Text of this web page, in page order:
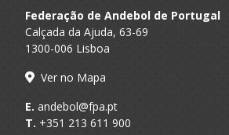
Federação de Andebol de Portugal
Calçada da Ajuda, 63-69
1300-006 Lisboa
Ver no Mapa
E. andebol@fpa.pt
T. +351 213 611 900